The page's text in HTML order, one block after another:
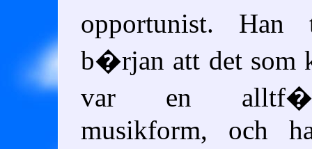
opportunist.
b�rjan att det som
var en
musikform, och